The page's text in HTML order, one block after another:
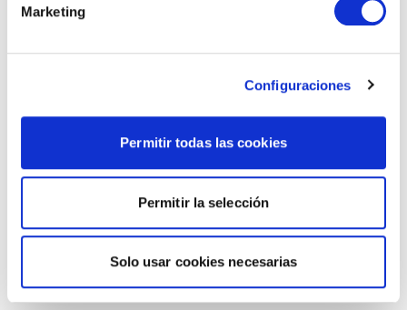
Marketing
Configuraciones
Permitir todas las cookies
Permitir la selección
Solo usar cookies necesarias